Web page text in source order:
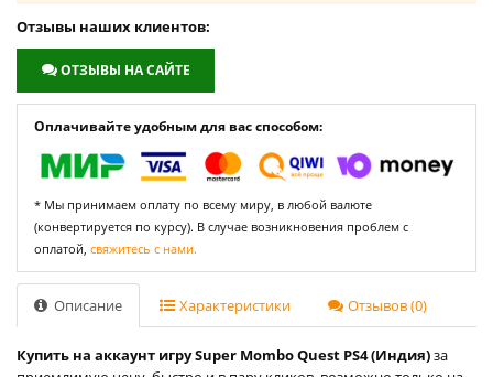
Отзывы наших клиентов:
ОТЗЫВЫ НА САЙТЕ
Оплачивайте удобным для вас способом:
* Мы принимаем оплату по всему миру, в любой валюте
(конвертируется по курсу). В случае возникновения проблем с
оплатой, свяжитесь с нами.
Описание Характеристики Отзывов (0)
Купить на аккаунт игру Super Mombo Quest PS4 (Индия)за